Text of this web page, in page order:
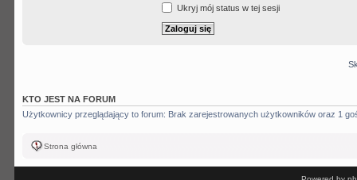
Ukryj mój status w tej sesji
KTO JEST NA FORUM
Użytkownicy przeglądający to forum: Brak zarejestrowanych użytkowników oraz 1
Strona główna